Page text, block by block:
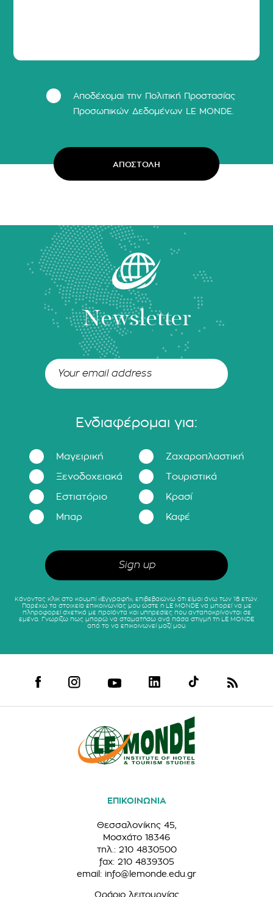
Αποδέχομαι την Πολιτική Προστασίας
Προσωπικών Δεδομένων LΕ MONDE.
Newsletter
Ενδιαφέρομαι για:
Μαγειρική Ζαχαροπλαστική
Ξενοδοχειακά Τουριστικά
Εστιατόριο Κρασί
Μπαρ Καφέ
Κάνοντας κλικ στο κουμπί «Εγγραφή», επιβεβαιώνω ότι είμαι άνω των 18 ετών.
Παρέχω τα στοιχεία επικοινωνίας μου ώστε η LE MONDE να μπορεί να με
πληροφορεί σχετικά με προϊόντα και υπηρεσίες που ανταποκρίνονται σε
εμένα. Γνωρίζω πως μπορώ να σταματήσω ανά πάσα στιγμή τη LE MONDE
από το να επικοινωνεί μαζί μου.
ΕΠΙΚΟΙΝΩΝΙΑ
Θεσσαλονίκης 45,
Μοσχάτο 18346
τηλ.: 210 4830500
fax: 210 4839305
email: info@lemonde.edu.gr
Ωράριο λειτουργίας